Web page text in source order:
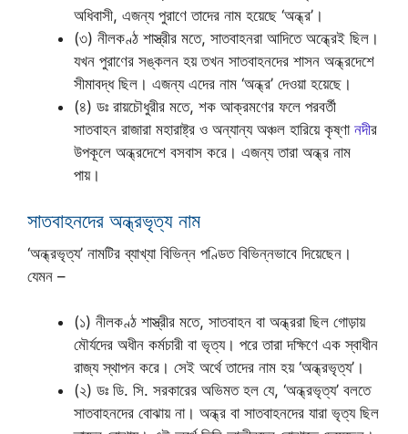
অধিবাসী, এজন্য পুরাণে তাদের নাম হয়েছে ‘অন্ধ্র’।
(৩) নীলকণ্ঠ শাস্ত্রীর মতে, সাতবাহনরা আদিতে অন্ধ্রেই ছিল।
যখন পুরাণের সঙ্কলন হয় তখন সাতবাহনদের শাসন অন্ধ্রদেশে
সীমাবদ্ধ ছিল। এজন্য এদের নাম ‘অন্ধ্র’ দেওয়া হয়েছে।
(৪) ডঃ রায়চৌধুরীর মতে, শক আক্রমণের ফলে পরবর্তী
সাতবাহন রাজারা মহারাষ্ট্র ও অন্যান্য অঞ্চল হারিয়ে কৃষ্ণা নদীর
উপকূলে অন্ধ্রদেশে বসবাস করে। এজন্য তারা অন্ধ্র নাম
পায়।
সাতবাহনদের অন্ধ্রভৃত্য নাম
‘অন্ধ্রভৃত্য’ নামটির ব্যাখ্যা বিভিন্ন পণ্ডিত বিভিন্নভাবে দিয়েছেন।
যেমন –
(১) নীলকণ্ঠ শাস্ত্রীর মতে, সাতবাহন বা অন্ধ্ররা ছিল গোড়ায়
মৌর্যদের অধীন কর্মচারী বা ভৃত্য। পরে তারা দক্ষিণে এক স্বাধীন
রাজ্য স্থাপন করে। সেই অর্থে তাদের নাম হয় ‘অন্ধ্রভৃত্য’।
(২) ডঃ ডি. সি. সরকারের অভিমত হল যে, ‘অন্ধ্রভৃত্য’ বলতে
সাতবাহনদের বোঝায় না। অন্ধ্র বা সাতবাহনদের যারা ভৃত্য ছিল